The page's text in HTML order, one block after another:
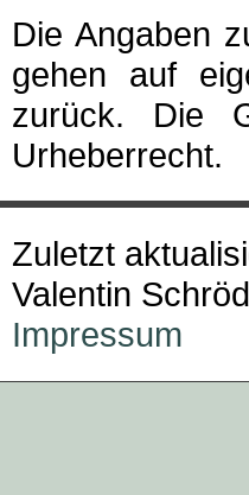
Die Angaben
gehen auf
zurück. Die
Urheberrecht.
Zuletzt
Valentin
Impressum